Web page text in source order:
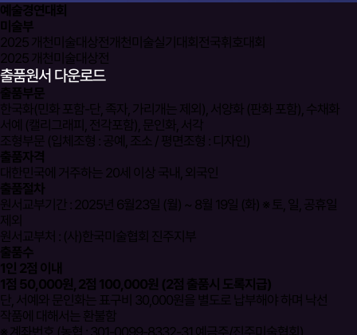
예술경연대회
미술부
2025 개천미술대상전개천미술실기대회 전국휘호대회
2025 개천미술대상전
출품원서 다운로드
출품부문
한국화(민화 포함-단, 족자, 가리개는 제외), 서양화 (판화 포함), 수채화
서예 (캘리그래피, 전각포함), 문인화, 서각
조형부문 (입체조형 : 공예, 조소 / 평면조형 : 디자인)
출품자격
대한민국에 거주하는 20세 이상 국내, 외국인
출품절차
원서교부기간 : 2025년 6월23일 (월) ~ 8월 19일 (화) ※ 토, 일, 공휴일
제외
원서교부처 : (사)한국미술협회 진주지부
출품수
1인 2점 이내
1점 50,000원, 2점 100,000원 (2점 출품시 도록지급)
단, 서예와 문인화는 표구비 30,000원을 별도로 납부해야 하며 낙선
작품에 대해서는 환불함
※ 계좌번호 (농협 : 301-0099-8332-31 예금주/진주미술협회)